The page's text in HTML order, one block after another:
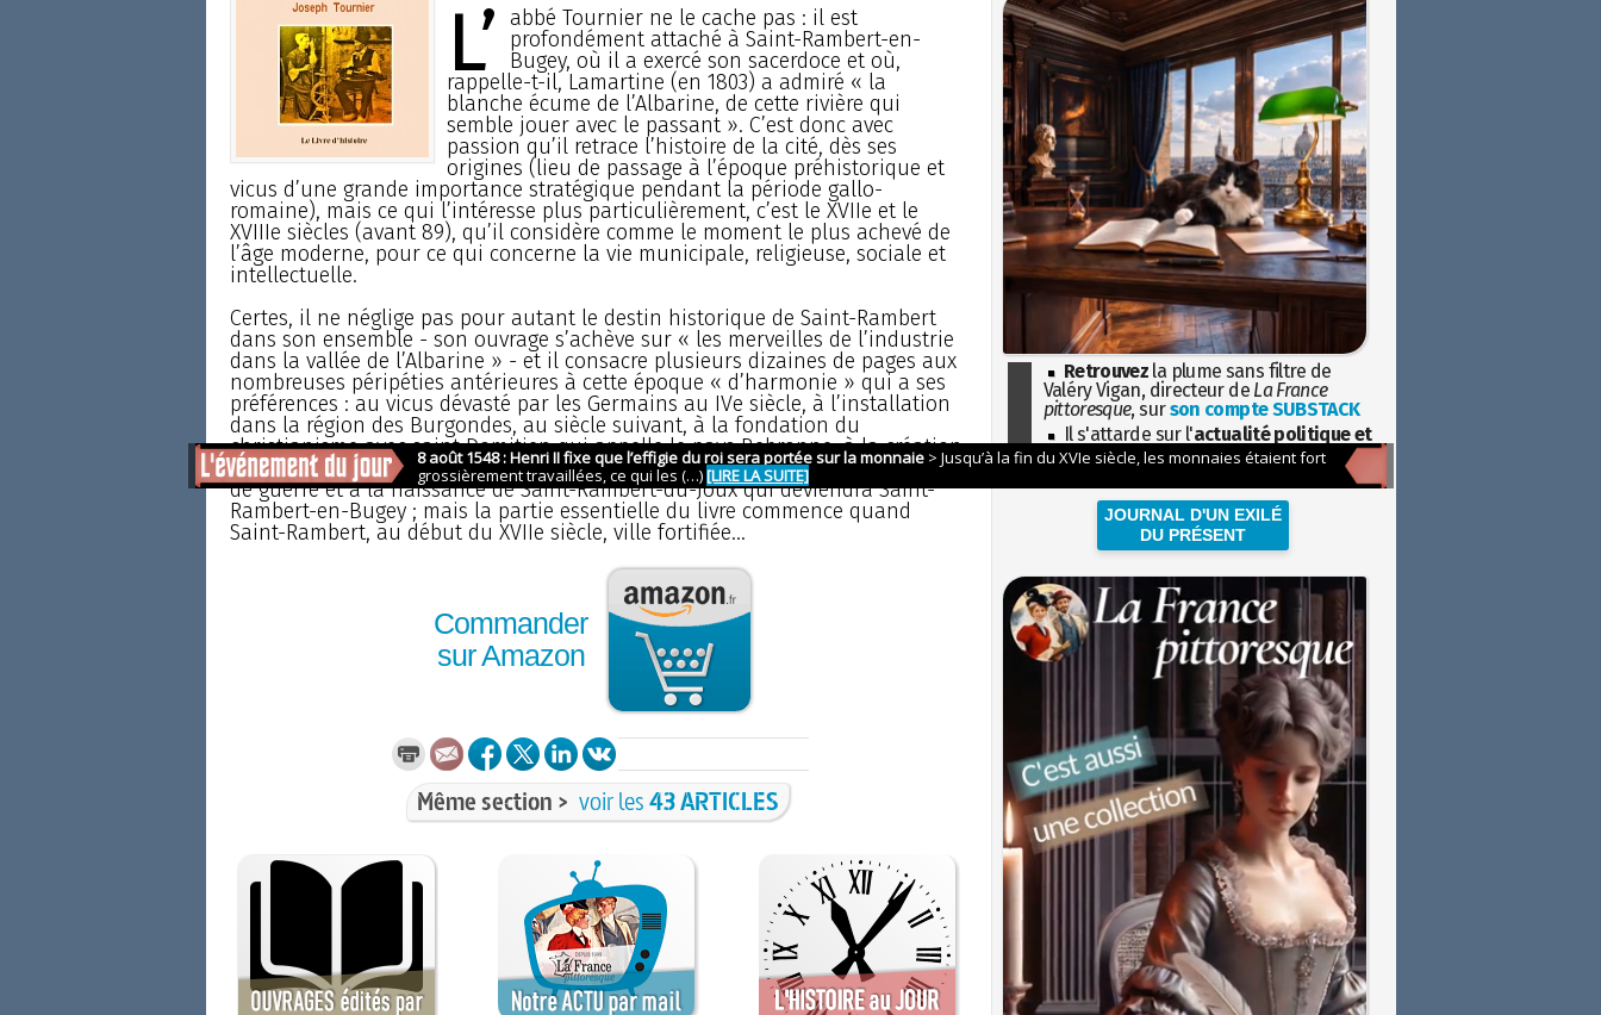
L’
abbé Tournier ne le cache pas : il est
profondément attaché à Saint-Rambert-en-
Bugey, où il a exercé son sacerdoce et où,
rappelle-t-il, Lamartine (en 1803) a admiré « la
blanche écume de l’Albarine, de cette rivière qui
semble jouer avec le passant ». C’est donc avec
passion qu’il retrace l’histoire de la cité, dès ses
origines (lieu de passage à l’époque préhistorique et
vicus d’une grande importance stratégique pendant la période gallo-
romaine), mais ce qui l’intéresse plus particulièrement, c’est le XVIIe et le
XVIIIe siècles (avant 89), qu’il considère comme le moment le plus achevé de
l’âge moderne, pour ce qui concerne la vie municipale, religieuse, sociale et
intellectuelle.
Certes, il ne néglige pas pour autant le destin historique de Saint-Rambert
dans son ensemble - son ouvrage s’achève sur « les merveilles de l’industrie
dans la vallée de l’Albarine » - et il consacre plusieurs dizaines de pages aux
nombreuses péripéties antérieures à cette époque « d’harmonie » qui a ses
préférences : au vicus dévasté par les Germains au IVe siècle, à l’installation
dans la région des Burgondes, au siècle suivant, à la fondation du
christianisme avec saint Domitien qui appelle le pays Bebronne, à la création
de l’abbaye qui sera de plus en plus prospère, au fil du temps, malgré les faits
de guerre et à la naissance de Saint-Rambert-du-Joux qui deviendra Saint-
Rambert-en-Bugey ; mais la partie essentielle du livre commence quand
Saint-Rambert, au début du XVIIe siècle, ville fortifiée...
Commander
sur Amazon
Même section > voir les43 ARTICLES
Retrouvez la plume sans filtre de
Valéry Vigan, directeur de La France
pittoresque, surson compte SUBSTACK
Il s'attarde sur l'actualité politique et
sociétaleavec la hauteur de vue de
JOURNAL D'UN EXILÉ
DU PRÉSENT